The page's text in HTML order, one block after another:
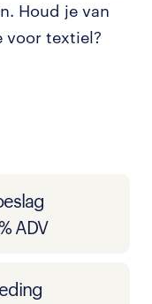
Houd je van
voor textiel?
ADV